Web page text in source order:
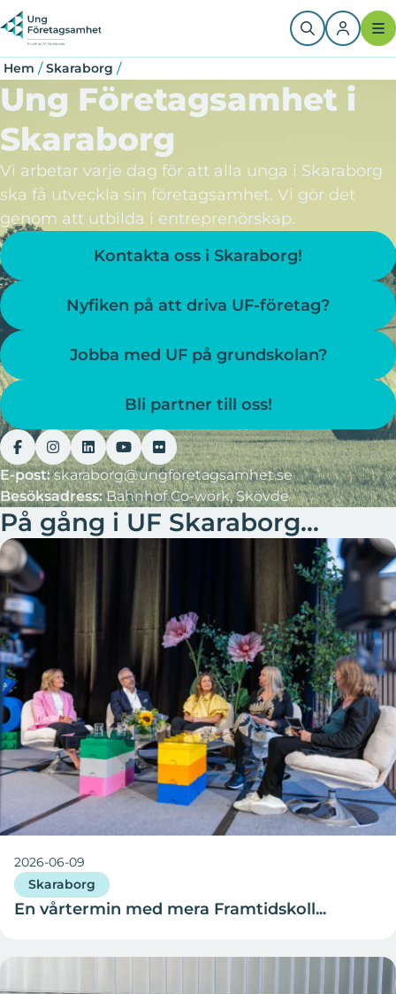
Hoppa
till
huvudinnehåll
Länkstig
Hem / Skaraborg /
Ung Företagsamhet i
Skaraborg
Vi arbetar varje dag för att alla unga i Skaraborg
ska få utveckla sin företagsamhet. Vi gör det
genom att utbilda i entreprenörskap.
Kontakta oss i Skaraborg!
Nyfiken på att driva UF-företag?
Jobba med UF på grundskolan?
Bli partner till oss!
E-post: skaraborg@ungforetagsamhet.se
Besöksadress:Bahnhof Co-work, Skövde
På gång i UF Skaraborg...
2026-06-09
Skaraborg
En vårtermin med mera Framtidskoll...
Paginering